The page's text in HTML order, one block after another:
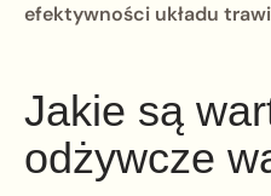
efektywności układu
Jakie są
odżywcze